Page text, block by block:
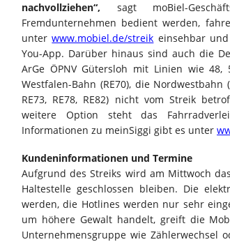
nachvollziehen“, sagt moBiel-
Fremdunternehmen bedient werden,
unterwww.mobiel.de/streik einsehbar
You-App. Darüber hinaus sind auch die
ArGe ÖPNV Gütersloh mit Linien wie
Westfalen-Bahn (RE70), die Nordwestbahn
RE73, RE78, RE82) nicht vom Streik
weitere Option steht das
Informationen zu meinSiggi gibt es unter
Kundeninformationen und Termine
Aufgrund des Streiks wird am Mittwoch
Haltestelle geschlossen bleiben. Die
werden, die Hotlines werden nur sehr
um höhere Gewalt handelt, greift die
Unternehmensgruppe wie Zählerwechsel